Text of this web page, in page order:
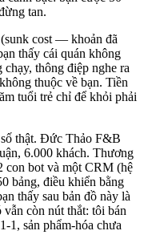
tan.
cost — khoản đã
thấy cái quán không
thông điệp nghe ra
thuộc về bạn. Tiền
tuổi trẻ chỉ để khỏi phải
thật. Đức Thảo F&B
6.000 khách. Thương
bot và một CRM (hệ
bảng, điều khiển bằng
thấy sau bản đồ này là
còn nút thắt: tôi bán
1, sản phẩm-hóa chưa